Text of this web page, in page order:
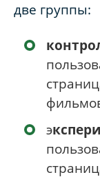
две группы:
э